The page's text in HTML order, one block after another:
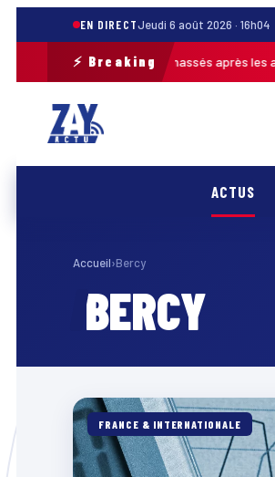
EN DIRECTJeudi 6 août 2026 · 16h04
⚡ Breaking
de 30 m³ de déchets ramassés après les
ACTUS
Accueil›Bercy
BERCY
FRANCE & INTERNATIONALE